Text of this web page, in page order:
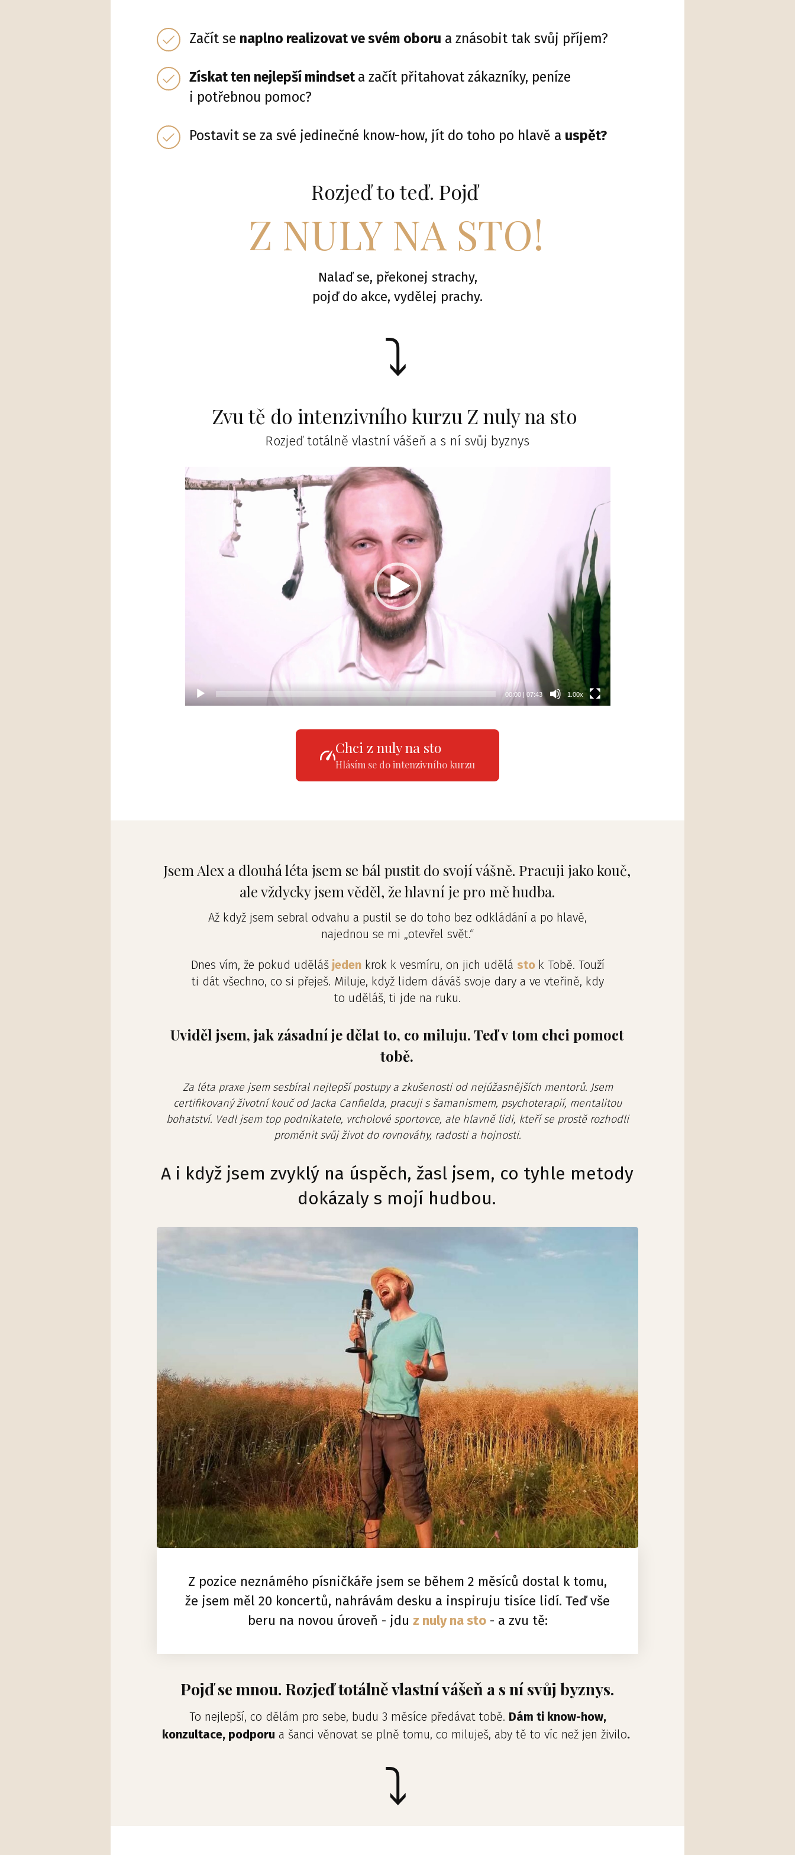
Začít se naplno realizovat ve svém oboru a znásobit tak svůj příjem?
Získat ten nejlepší mindseta začít přitahovat zákazníky, peníze
i potřebnou pomoc?
Postavit se za své jedinečné know-how, jít do toho po hlavě a uspět?
Rozjeď to teď. Pojď
Z NULY NA STO!
Nalaď se, překonej strachy,
pojď do akce, vydělej prachy.
⤵︎
Zvu tě do intenzivního kurzu Z nuly na sto
Rozjeď totálně vlastní vášeň a s ní svůj byznys
Video
přehrávač
00:00|07:43 1.00x
Chci z nuly na sto
Hlásím se do intenzivního kurzu
Jsem Alex a dlouhá léta jsem se bál pustit do svojí vášně. Pracuji jako kouč,
ale vždycky jsem věděl, že hlavní je pro mě hudba.
Až když jsem sebral odvahu a pustil se do toho bez odkládání a po hlavě,
najednou se mi „otevřel svět.“
Dnes vím, že pokud uděláš jedenkrok k vesmíru, on jich udělá sto k Tobě. Touží
ti dát všechno, co si přeješ. Miluje, když lidem dáváš svoje dary a ve vteřině, kdy
to uděláš, ti jde na ruku.
Uviděl jsem, jak zásadní je dělat to, co miluju. Teď v tom chci pomoct
tobě.
Za léta praxe jsem sesbíral nejlepší postupy a zkušenosti od nejúžasnějších mentorů. Jsem
certifikovaný životní kouč od Jacka Canfielda, pracuji s šamanismem, psychoterapií, mentalitou
bohatství. Vedl jsem top podnikatele, vrcholové sportovce, ale hlavně lidi, kteří se prostě rozhodli
proměnit svůj život do rovnováhy, radosti a hojnosti.
A i když jsem zvyklý na úspěch, žasl jsem, co tyhle metody
dokázaly s mojí hudbou.
Z pozice neznámého písničkáře jsem se během 2 měsíců dostal k tomu,
že jsem měl 20 koncertů, nahrávám desku a inspiruju tisíce lidí. Teď vše
beru na novou úroveň - jdu z nuly na sto- a zvu tě:
Pojď se mnou. Rozjeď totálně vlastní vášeň a s ní svůj byznys.
To nejlepší, co dělám pro sebe, budu 3 měsíce předávat tobě. Dám ti know-how,
konzultace, podporu a šanci věnovat se plně tomu, co miluješ, aby tě to víc než jen živilo.
⤵︎